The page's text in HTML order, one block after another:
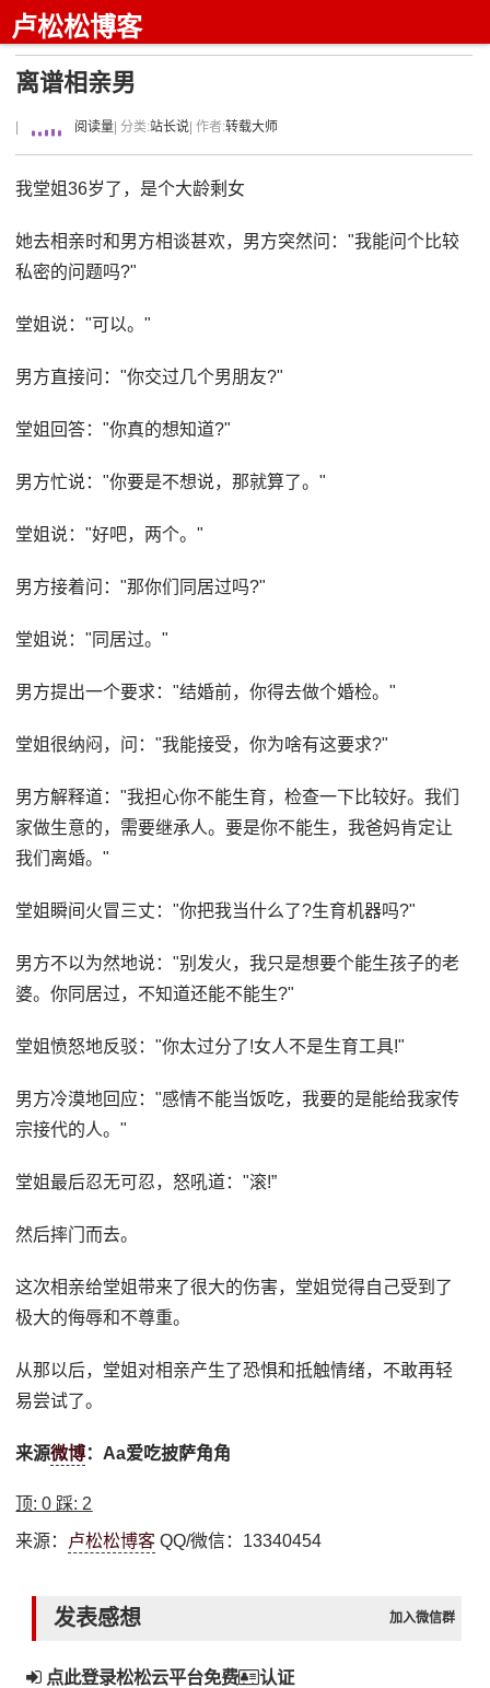
卢松松博客
离谱相亲男
阅读量 | 分类:站长说 | 作者:转载大师
我堂姐36岁了，是个大龄剩女
她去相亲时和男方相谈甚欢，男方突然问："我能问个比较
私密的问题吗?"
堂姐说："可以。"
男方直接问："你交过几个男朋友?"
堂姐回答："你真的想知道?"
男方忙说："你要是不想说，那就算了。"
堂姐说："好吧，两个。"
男方接着问："那你们同居过吗?"
堂姐说："同居过。"
男方提出一个要求："结婚前，你得去做个婚检。"
堂姐很纳闷，问："我能接受，你为啥有这要求?"
男方解释道："我担心你不能生育，检查一下比较好。我们
家做生意的，需要继承人。要是你不能生，我爸妈肯定让
我们离婚。"
堂姐瞬间火冒三丈："你把我当什么了?生育机器吗?"
男方不以为然地说："别发火，我只是想要个能生孩子的老
婆。你同居过，不知道还能不能生?"
堂姐愤怒地反驳："你太过分了!女人不是生育工具!"
男方冷漠地回应："感情不能当饭吃，我要的是能给我家传
宗接代的人。"
堂姐最后忍无可忍，怒吼道："滚!”
然后摔门而去。
这次相亲给堂姐带来了很大的伤害，堂姐觉得自己受到了
极大的侮辱和不尊重。
从那以后，堂姐对相亲产生了恐惧和抵触情绪，不敢再轻
易尝试了。
来源微博：Aa爱吃披萨角角
顶:0 踩: 2
来源： 卢松松博客 QQ/微信：13340454
发表感想 加入微信群
点此登录松松云平台免费 认证